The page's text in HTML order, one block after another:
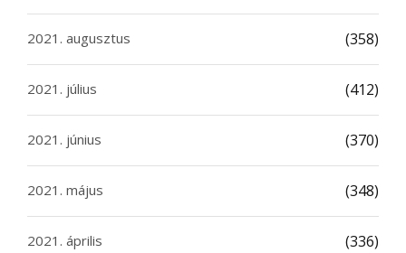
2021. augusztus (358)
2021. július (412)
2021. június (370)
2021. május (348)
2021. április (336)